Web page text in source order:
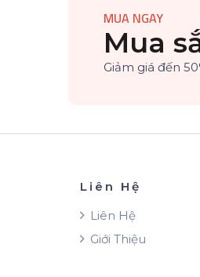
MUA NGAY
Mua
Giảm giá đến
Liên Hệ
Liên Hệ
Giới Thiệu